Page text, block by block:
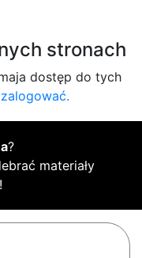
stronach
dostęp do tych
?
materiały